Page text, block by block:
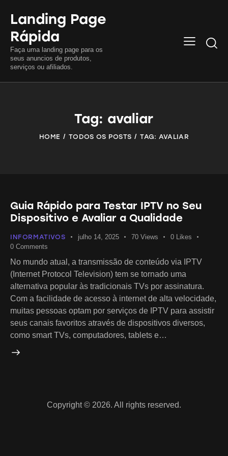
Landing Page
Rápida
Faça uma landing page para os
seus anuncios de produtos,
serviços ou afiliados.
Tag: avaliar
HOME TODOS OS POSTS TAG: AVALIAR
Guia Rápido para Testar IPTV no Seu
Dispositivo e Avaliar a Qualidade
INFORMATIVOS julho 14, 2025 70 Views 0
Likes
0 Comments
No mundo atual, a transmissão de conteúdo via IPTV
(Internet Protocol Television) tem se tornado uma
alternativa popular às tradicionais TVs por assinatura.
Com a facilidade de acesso à internet de alta velocidade,
muitas pessoas optam por serviços de IPTV para assistir
seus canais favoritos através de dispositivos diversos,
como smart TVs, computadores, tablets e…
Copyright © 2026. All rights reserved.